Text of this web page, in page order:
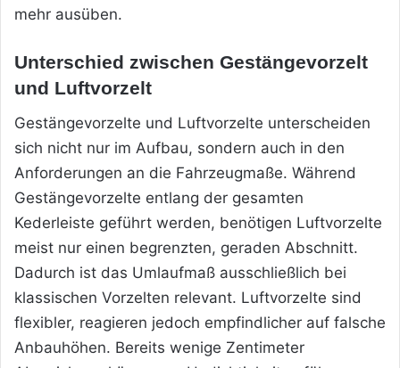
mehr ausüben.
Unterschied zwischen Gestängevorzelt
und Luftvorzelt
Gestängevorzelte und Luftvorzelte unterscheiden
sich nicht nur im Aufbau, sondern auch in den
Anforderungen an die Fahrzeugmaße. Während
Gestängevorzelte entlang der gesamten
Kederleiste geführt werden, benötigen Luftvorzelte
meist nur einen begrenzten, geraden Abschnitt.
Dadurch ist das Umlaufmaß ausschließlich bei
klassischen Vorzelten relevant. Luftvorzelte sind
flexibler, reagieren jedoch empfindlicher auf falsche
Anbauhöhen. Bereits wenige Zentimeter